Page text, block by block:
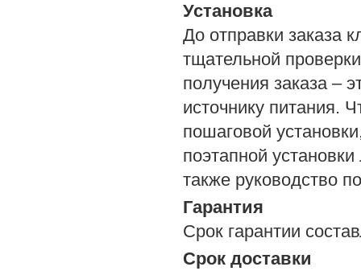
Установка
До отправки заказа
тщательной
получения заказа –
источнику питания.
пошаговой
поэтапной
также руководство
Гарантия
Срок гарантии
Срок доставки